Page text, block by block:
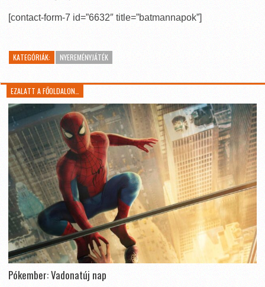
[contact-form-7 id=”6632″ title=”batmannapok”]
KATEGÓRIÁK: NYEREMÉNYJÁTÉK
EZALATT A FŐOLDALON…
Pókember: Vadonatúj nap